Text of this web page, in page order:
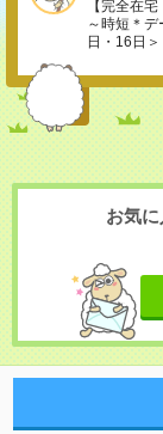
【完全在
～時短＊
日・16日
お気